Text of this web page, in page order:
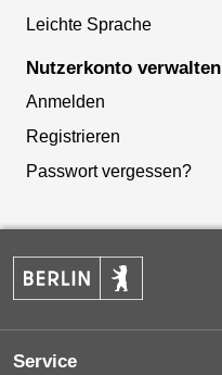
Leichte Sprache
Nutzerkonto verwalten
Anmelden
Registrieren
Passwort vergessen?
Service